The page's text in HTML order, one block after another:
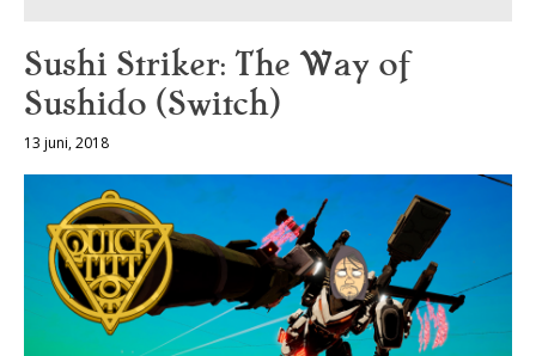
Sushi Striker: The Way of
Sushido (Switch)
13 juni, 2018